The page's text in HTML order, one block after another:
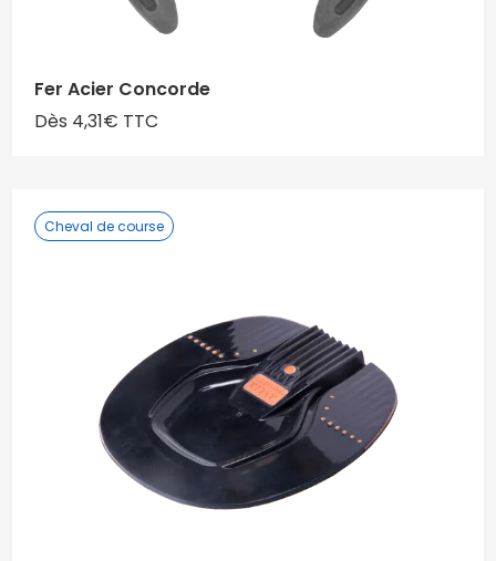
Fer Acier Concorde
Dès 4,31€ TTC
Cheval de course